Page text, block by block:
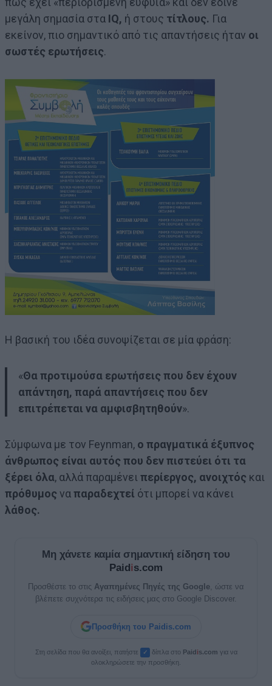
μεγάλη σημασία στα IQ, ή στους τίτλους. Για
εκείνον, πιο σημαντικό από τις απαντήσεις ήταν οι
σωστές ερωτήσεις.
Η βασική του ιδέα συνοψίζεται σε μία φράση:
«Θα προτιμούσα ερωτήσεις που δεν έχουν
απάντηση, παρά απαντήσεις που δεν
επιτρέπεται να αμφισβητηθούν».
Σύμφωνα με τον Feynman, ο πραγματικά έξυπνος
άνθρωπος είναι αυτός που δεν πιστεύει ότι τα
ξέρει όλα, αλλά παραμένει περίεργος, ανοιχτός και
πρόθυμοςναπαραδεχτεί ότι μπορεί να κάνει
λάθος.
Μη χάνετε καμία σημαντική είδηση του
Paidis.com
Προσθέστε το στις Αγαπημένες Πηγές της Google , ώστε να
βλέπετε συχνότερα τις ειδήσεις μας στο Google Discover.
Προσθήκη του Paidis.com
Στη σελίδα που θα ανοίξει, πατήστε ✓ δίπλα στο Paidis.com για να
ολοκληρώσετε την προσθήκη.